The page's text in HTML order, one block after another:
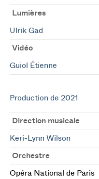
Lumières
Ulrik Gad
Vidéo
Guiol Étienne
Production de 2021
Direction musicale
Keri-Lynn Wilson
Orchestre
Opéra National de Paris